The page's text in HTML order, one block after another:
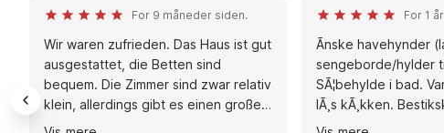
For 9 måneder siden.
Wir waren zufrieden. Das Haus ist gut
ausgestattet, die Betten sind
bequem. Die Zimmer sind zwar relativ
klein, allerdings gibt es einen großen,
gemütlichen Wohn- und Essbereich.
For 1
Ãnske havehynder
sengeborde/hylder
SÃ¦behylde i bad.
lÃ¸s kÃ¸kken.
stykker. Ellers et